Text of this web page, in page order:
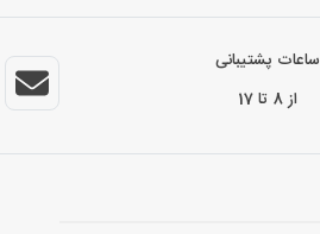
ساعات پشتیبانی
از 8 تا 17